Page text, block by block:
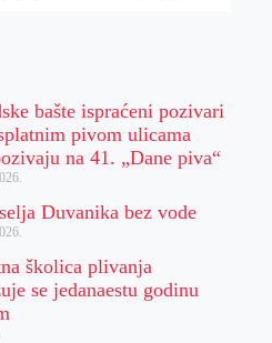
bašte ispraćeni pozivari
pivom ulicama
na 41. „Dane piva“
Duvanika bez vode
školica plivanja
se jedanaestu godinu